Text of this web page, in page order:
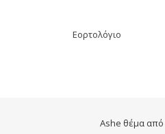
Εορτολόγιο
Ashe θέμα από